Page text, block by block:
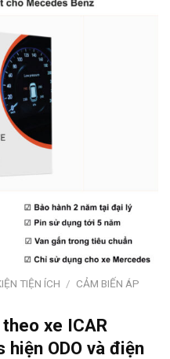
TIỆN ÍCH / CẢM BIẾN ÁP
xe ICAR
ODO và điện